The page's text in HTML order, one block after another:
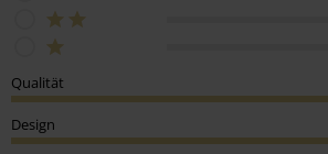
Qualität
Design